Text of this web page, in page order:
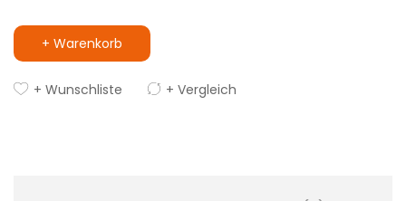
+ Warenkorb
+ Wunschliste + Vergleich